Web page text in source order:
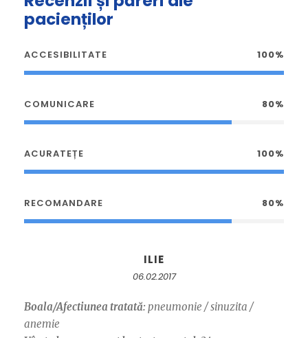
pacienților
ACCESIBILITATE 100%
COMUNICARE 80%
ACURATEȚE 100%
RECOMANDARE 80%
ILIE
06.02.2017
Boala/Afectiunea tratată: pneumonie / sinuzita /
anemie